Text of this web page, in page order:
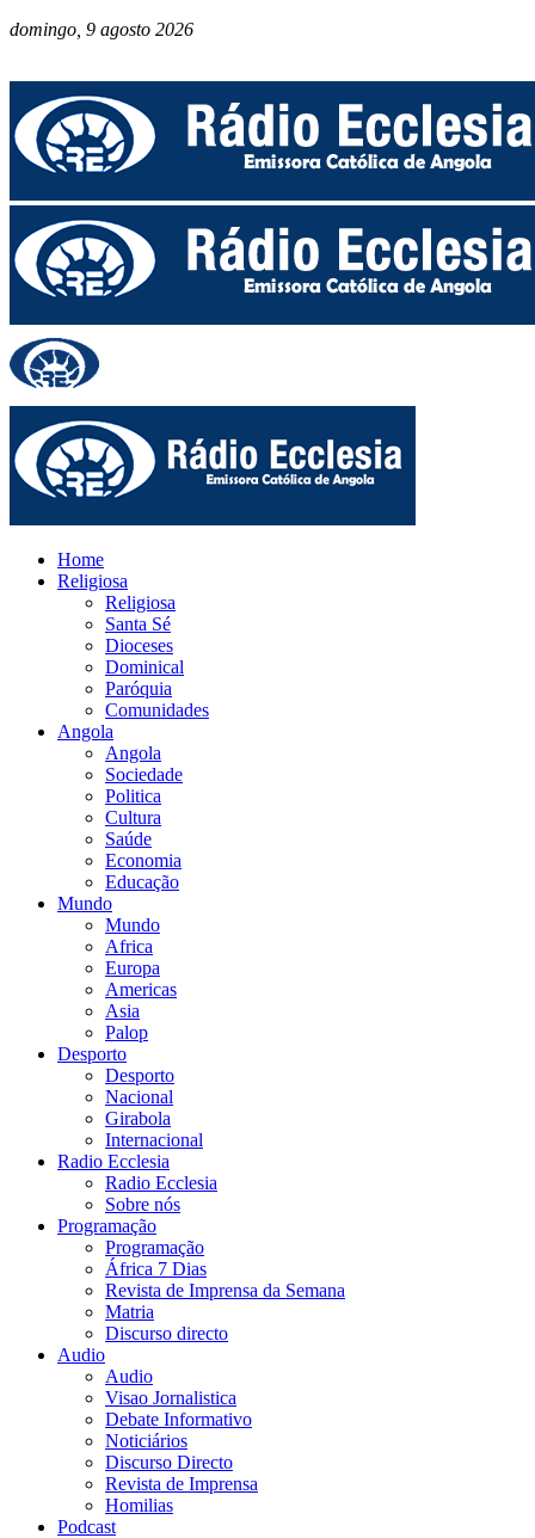
domingo, 9 agosto 2026
Home
Religiosa
Religiosa
Santa Sé
Dioceses
Dominical
Paróquia
Comunidades
Angola
Angola
Sociedade
Politica
Cultura
Saúde
Economia
Educação
Mundo
Mundo
Africa
Europa
Americas
Asia
Palop
Desporto
Desporto
Nacional
Girabola
Internacional
Radio Ecclesia
Radio Ecclesia
Sobre nós
Programação
Programação
África 7 Dias
Revista de Imprensa da Semana
Matria
Discurso directo
Audio
Audio
Visao Jornalistica
Debate Informativo
Noticiários
Discurso Directo
Revista de Imprensa
Homilias
Podcast